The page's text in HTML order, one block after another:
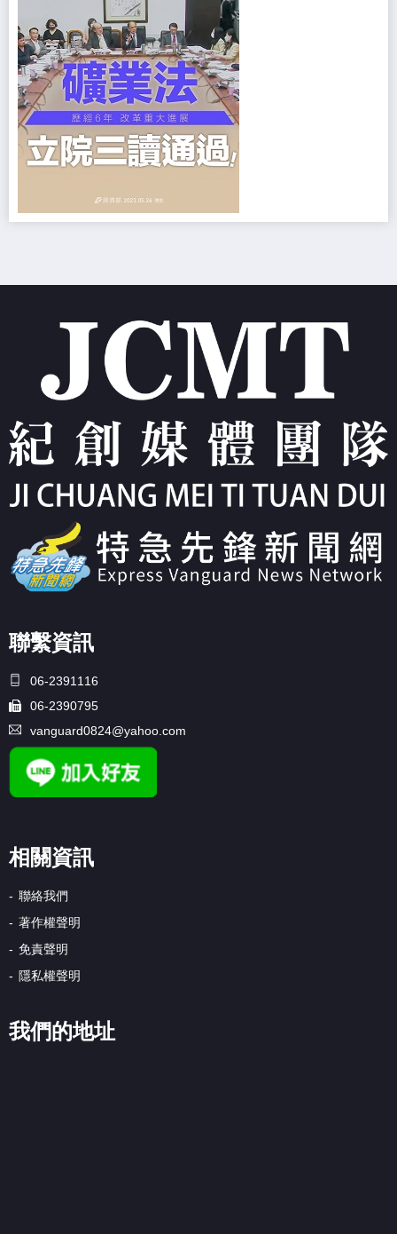
聯繫資訊
06-2391116
06-2390795
vanguard0824@yahoo.com
相關資訊
聯絡我們
著作權聲明
免責聲明
隱私權聲明
我們的地址